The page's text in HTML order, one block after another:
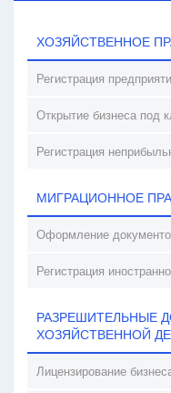
ХОЗЯЙСТВЕННОЕ
Регистрация
Открытие бизнеса под
Регистрация
МИГРАЦИОННОЕ
Оформление
Регистрация
РАЗРЕШИТЕЛЬНЫЕ
ХОЗЯЙСТВЕННОЙ
Лицензирование